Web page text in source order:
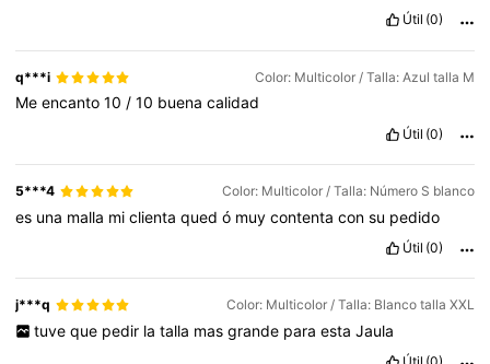
Útil (0)
q***i Color: Multicolor / Talla: Azul talla M
Meencanto10/10 buenacalidad
Útil (0)
5***4 Color: Multicolor / Talla: Número S blanco
es una malla miclientaquedó muycontentaconsu pedido
Útil (0)
j***q Color: Multicolor / Talla: Blanco talla XXL
tuve que pedir la talla mas grande para esta Jaula